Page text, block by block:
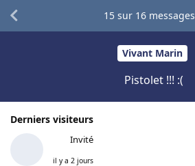
Vivant Marin
Pistolet !!! :(
Derniers visiteurs
Invité
il y a 2 jours
15 sur 16 messages